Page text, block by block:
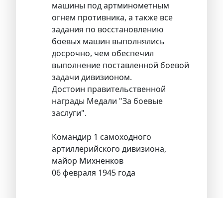
машины под артминометным
огнем противника, а также все
задания по восстановлению
боевых машин выполнялись
досрочно, чем обеспечил
выполнение поставленной боевой
задачи дивизионом.
Достоин правительственной
награды Медали "За боевые
заслуги".
Командир 1 самоходного
артиллерийского дивизиона,
майор Михненков
06 февраля 1945 года